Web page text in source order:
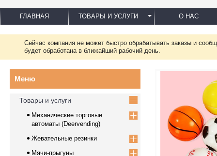
ГЛАВНАЯ ТОВАРЫ И УСЛУГИ О НАС
Сейчас компания не может быстро обрабатывать заказы и
будет обработана в ближайший рабочий день.
Товары и услуги
Механические торговые
автоматы (Deervending)
Жевательные резинки
Мячи-прыгуны